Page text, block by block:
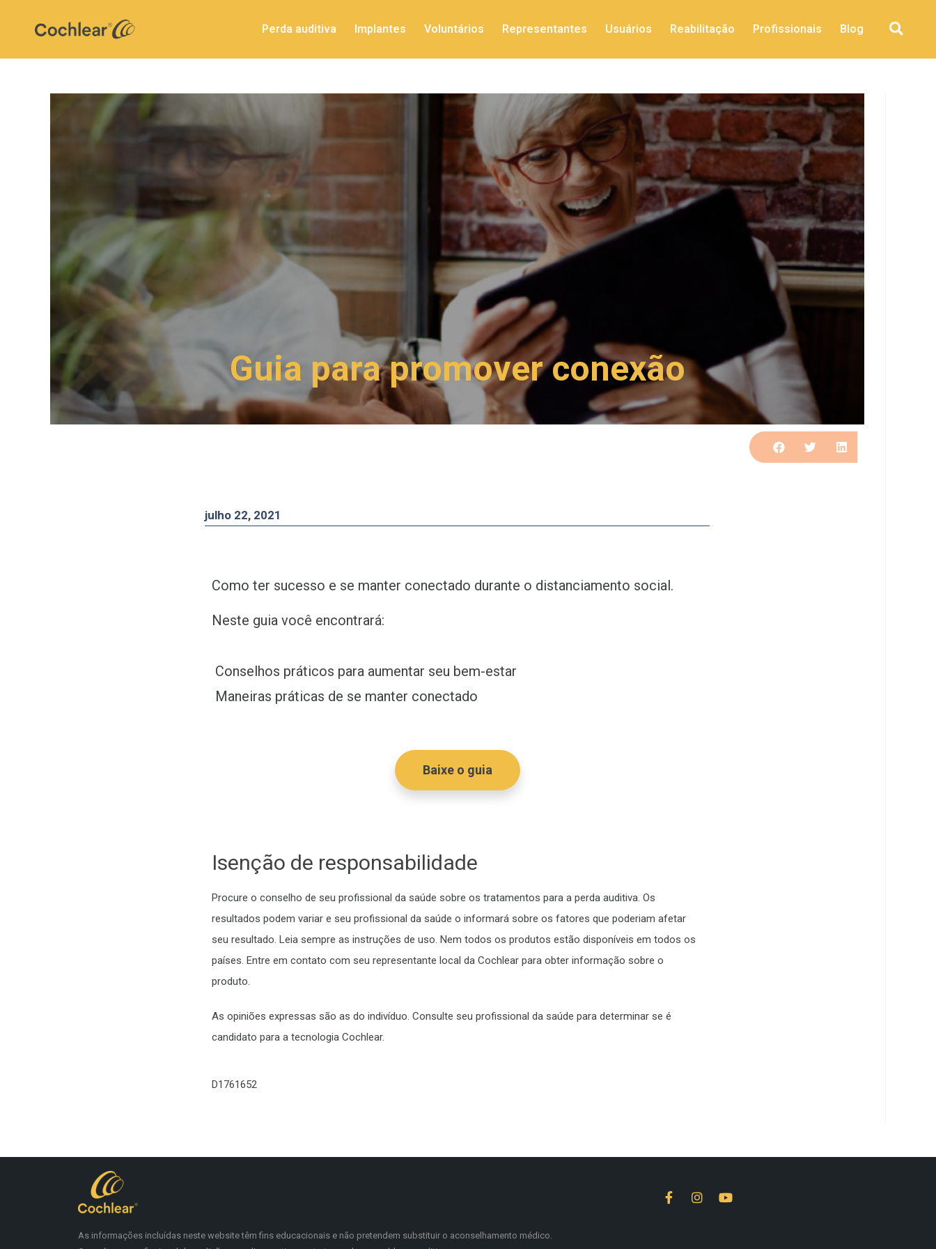
Perda auditiva Implantes Voluntários Representantes Usuários Reabilitação Profissionais Blog
Guia para promover conexão
julho 22, 2021
Como ter sucesso e se manter conectado durante o distanciamento social.
Neste guia você encontrará:
Conselhos práticos para aumentar seu bem-estar
Maneiras práticas de se manter conectado
Baixe o guia
Isenção de responsabilidade
Procure o conselho de seu profissional da saúde sobre os tratamentos para a perda auditiva. Os
resultados podem variar e seu profissional da saúde o informará sobre os fatores que poderiam afetar
seu resultado. Leia sempre as instruções de uso. Nem todos os produtos estão disponíveis em todos os
países. Entre em contato com seu representante local da Cochlear para obter informação sobre o
produto.
As opiniões expressas são as do indivíduo. Consulte seu profissional da saúde para determinar se é
candidato para a tecnologia Cochlear.
D1761652
As informações incluídas neste website têm fins educacionais e não pretendem substituir o aconselhamento médico.